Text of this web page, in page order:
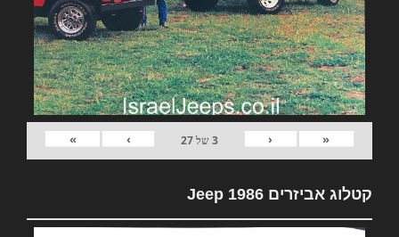
«
‹
3של27
›
»
קטלוג אביזרים Jeep 1986